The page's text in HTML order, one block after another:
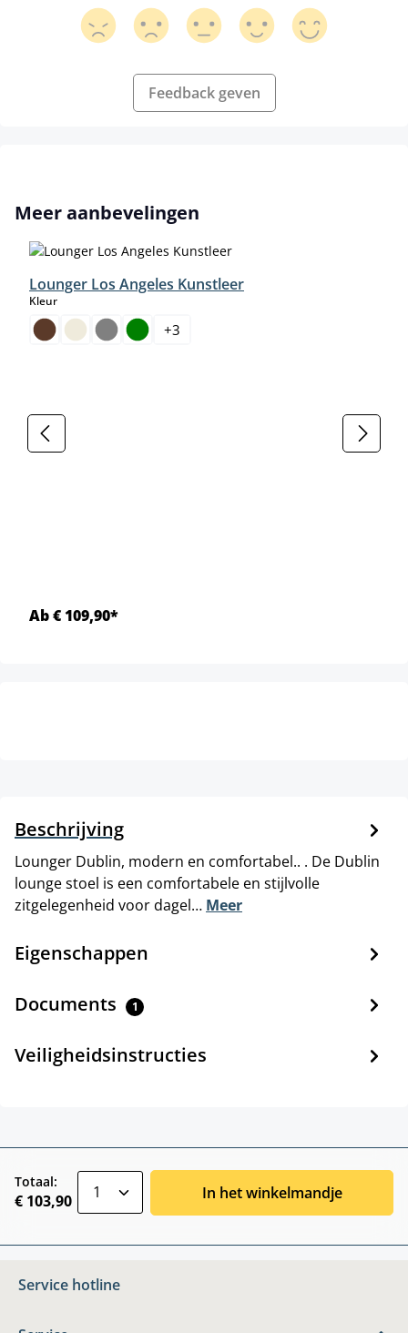
Feedback geven
Productgalerij overslaan
Meer aanbevelingen
Lounger Los Angeles Kunstleer
Kleurselect
+3
Ab € 109,90*
Beschrijving
Lounger Dublin, modern en comfortabel.. . De Dublin
lounge stoel is een comfortabele en stijlvolle
zitgelegenheid voor dagel… Meer
Eigenschappen
Documents 1
Veiligheidsinstructies
Totaal:
€ 103,90 In het winkelmandje
Service hotline